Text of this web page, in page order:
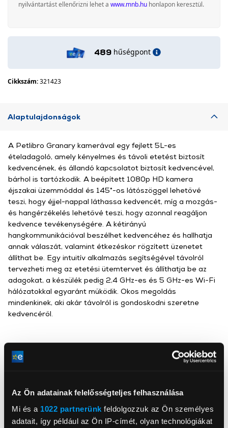
Az Ön adatainak felelősségteljes felhasználása
Mi és a 1022 partnerünk feldolgozzuk az Ön személyes
adatait, így például az Ön IP-címét, olyan technológiákat
nyilvántartást ellenőrizni lehet a www.mnb.hu honlapon keresztül.
489 hűségpont
Cikkszám:321423
Alaptulajdonságok
PetLibro
INNPRO Robert Błędowski Sp. z o.o.
A Petlibro Granary kamerával egy fejlett 5L-es
ételadagoló, amely kényelmes és távoli etetést biztosít
kedvencének, és állandó kapcsolatot biztosít kedvencével,
bárhol is tartózkodik. A beépített 1080p HD kamera
éjszakai üzemmóddal és 145°-os látószöggel lehetővé
teszi, hogy éjjel-nappal láthassa kedvencét, míg a mozgás-
és hangérzékelés lehetővé teszi, hogy azonnal reagáljon
kedvence tevékenységére. A kétirányú
hangkommunikációval beszélhet kedvencéhez és hallhatja
annak válaszát, valamint étkezéskor rögzített üzenetet
állíthat be. Egy intuitív alkalmazás segítségével távolról
tervezheti meg az etetési ütemtervet és állíthatja be az
adagokat, a készülék pedig 2,4 GHz-es és 5 GHz-es Wi-Fi
hálózatokkal egyaránt működik. Okos megoldás
mindenkinek, aki akár távolról is gondoskodni szeretne
kedvencéről.